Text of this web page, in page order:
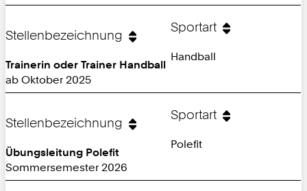
Stellenbezeichnung
Trainerin oder Trainer Handball
ab Oktober 2025
Sportart
Handball
Stellenbezeichnung
Übungsleitung Polefit
Sommersemester 2026
Sportart
Polefit